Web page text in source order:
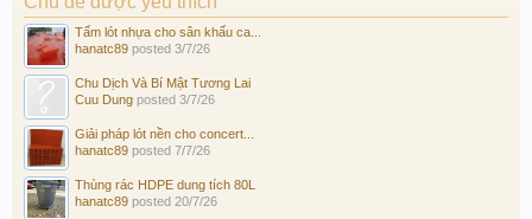
Tấm lót nhựa cho sân khấu ca...
hanatc89 posted 3/7/26
Chu Dịch Và Bí Mật Tương Lai
Cuu Dung posted 3/7/26
Giải pháp lót nền cho concert...
hanatc89 posted 7/7/26
Thùng rác HDPE dung tích 80L
hanatc89 posted 20/7/26